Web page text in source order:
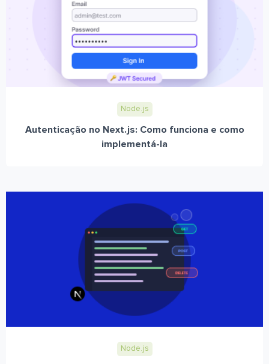
Node.js
Autenticação no Next.js: Como funciona e como
implementá-la
Node.js